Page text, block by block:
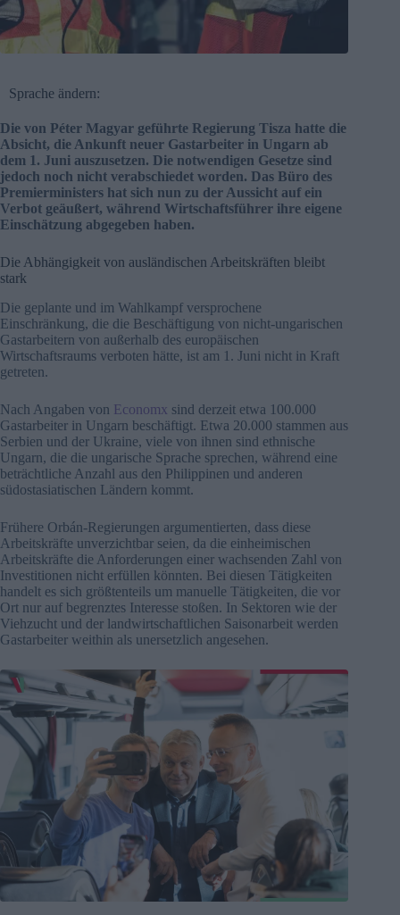
Sprache ändern:
Die von Péter Magyar geführte Regierung Tisza hatte die
Absicht, die Ankunft neuer Gastarbeiter in Ungarn ab
dem 1. Juni auszusetzen. Die notwendigen Gesetze sind
jedoch noch nicht verabschiedet worden. Das Büro des
Premierministers hat sich nun zu der Aussicht auf ein
Verbot geäußert, während Wirtschaftsführer ihre eigene
Einschätzung abgegeben haben.
Die Abhängigkeit von ausländischen Arbeitskräften bleibt
stark
Die geplante und im Wahlkampf versprochene
Einschränkung, die die Beschäftigung von nicht-ungarischen
Gastarbeitern von außerhalb des europäischen
Wirtschaftsraums verboten hätte, ist am 1. Juni nicht in Kraft
getreten.
Nach Angaben von Economx sind derzeit etwa 100.000
Gastarbeiter in Ungarn beschäftigt. Etwa 20.000 stammen aus
Serbien und der Ukraine, viele von ihnen sind ethnische
Ungarn, die die ungarische Sprache sprechen, während eine
beträchtliche Anzahl aus den Philippinen und anderen
südostasiatischen Ländern kommt.
Frühere Orbán-Regierungen argumentierten, dass diese
Arbeitskräfte unverzichtbar seien, da die einheimischen
Arbeitskräfte die Anforderungen einer wachsenden Zahl von
Investitionen nicht erfüllen könnten. Bei diesen Tätigkeiten
handelt es sich größtenteils um manuelle Tätigkeiten, die vor
Ort nur auf begrenztes Interesse stoßen. In Sektoren wie der
Viehzucht und der landwirtschaftlichen Saisonarbeit werden
Gastarbeiter weithin als unersetzlich angesehen.